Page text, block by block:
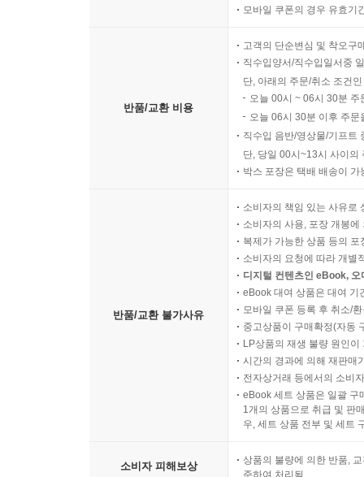
모바일 쿠폰의 경우 유효기
반품/교환 비용
고객의 단순변심 및 착오구
직수입양서/직수입일서중
단, 아래의 주문/취소 조건
오늘 00시 ~ 06시 30분
오늘 06시 30분 이후 주
직수입 음반/영상물/기프트
단, 당일 00시~13시 사이의
박스 포장은 택배 배송이
반품/교환 불가사유
소비자의 책임 있는 사유로
소비자의 사용, 포장 개봉
복제가 가능한 상품 등의
소비자의 요청에 따라 개별
디지털 컨텐츠인 eBook,
eBook 대여 상품은 대여 기
모바일 쿠폰 등록 후 취소/
중고상품이 구매확정(자동
LP상품의 재생 불량 원인
시간의 경과에 의해 재판매
전자상거래 등에서의 소비
eBook 세트 상품은 일괄 구
1개의 상품으로 취급 및 판
우, 세트 상품 전부 및 세트
소비자 피해보상
상품의 불량에 의한 반품,
준하여 처리됨